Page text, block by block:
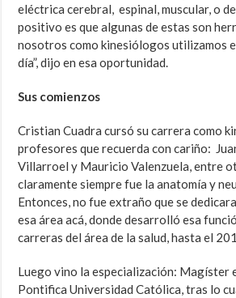
eléctrica cerebral, espinal, muscular, o
positivo es que algunas de estas son
nosotros como kinesiólogos utilizamos
día”, dijo en esa oportunidad.
Sus comienzos
Cristian Cuadra cursó su carrera como
profesores que recuerda con cariño:
Villarroel y Mauricio Valenzuela, entre
claramente siempre fue la anatomía y
Entonces, no fue extraño que se
esa área acá, donde desarrolló esa
carreras del área de la salud, hasta el
Luego vino la especialización: Magíster
Pontifica Universidad Católica, tras lo